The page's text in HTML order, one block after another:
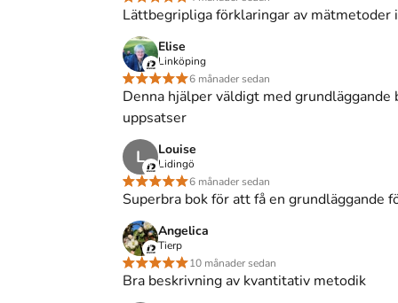
med begagnade böcker
och andra beteendevetenskaper (2019)
metoder för psykologi och andra
Det är den 1a upplagan av kursboken. Den
information om psykologi. Förlaget bakom
psykologi och andra beteendevetenskaper
nypris hos bokhandeln.
Lättbegripliga förklaringar av
Elise
Linköping
6 månader sedan
Denna hjälper väldigt med
uppsatser
L Louise
Lidingö
6 månader sedan
Superbra bok för att få en grundläggande
Angelica
Tierp
10 månader sedan
Bra beskrivning av kvantitativ metodik